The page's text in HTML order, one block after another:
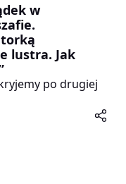
w
lustra. Jak
po drugiej